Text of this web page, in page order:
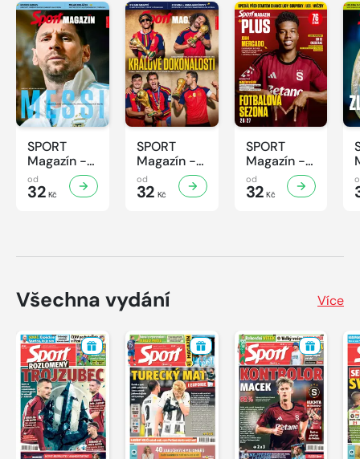
SPORT
Magazín -
32/2026
od
32 Kč
SPORT
Magazín -
31/2026
od
32 Kč
SPORT
Magazín -
30/2026
od
32 Kč
Všechna vydání Více